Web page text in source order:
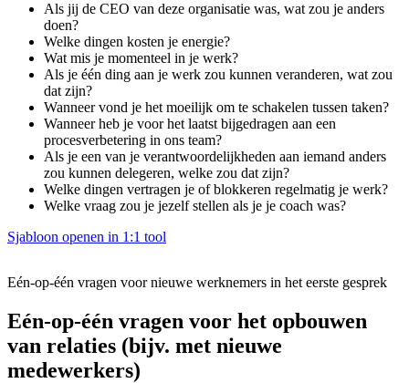
Als jij de CEO van deze organisatie was, wat zou je anders
doen?
Welke dingen kosten je energie?
Wat mis je momenteel in je werk?
Als je één ding aan je werk zou kunnen veranderen, wat zou
dat zijn?
Wanneer vond je het moeilijk om te schakelen tussen taken?
Wanneer heb je voor het laatst bijgedragen aan een
procesverbetering in ons team?
Als je een van je verantwoordelijkheden aan iemand anders
zou kunnen delegeren, welke zou dat zijn?
Welke dingen vertragen je of blokkeren regelmatig je werk?
Welke vraag zou je jezelf stellen als je je coach was?
Sjabloon openen in 1:1 tool
Eén-op-één vragen voor nieuwe werknemers in het eerste gesprek
Eén-op-één vragen voor het opbouwen
van relaties (bijv. met nieuwe
medewerkers)